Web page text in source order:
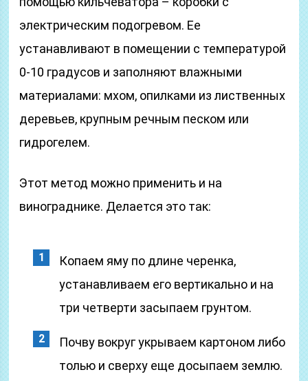
электрическим подогревом. Ее
устанавливают в помещении с температурой
0-10 градусов и заполняют влажными
материалами: мхом, опилками из лиственных
деревьев, крупным речным песком или
гидрогелем.
Этот метод можно применить и на
винограднике. Делается это так:
Копаем яму по длине черенка,
устанавливаем его вертикально и на
три четверти засыпаем грунтом.
Почву вокруг укрываем картоном либо
толью и сверху еще досыпаем землю.